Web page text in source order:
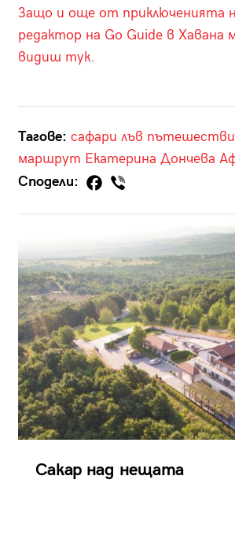
Защо и още от приключенията
редактор на Go Guide в Хавана
видиш тук.
Тагове: сафари лъв
маршрут Екатерина Дончева
Сподели:
Сакар над нещата